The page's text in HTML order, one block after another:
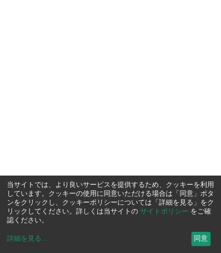
当サイトでは、より良いサービスを提供するため、クッキーを利用
しています。クッキーの使用に同意いただける場合は「同意」ボタ
ンをクリックし、クッキーポリシーについては「詳細を見る」をク
リックしてください。詳しくは当サイトの サイトポリシー をご確
認ください。
詳細を見る ... 同意